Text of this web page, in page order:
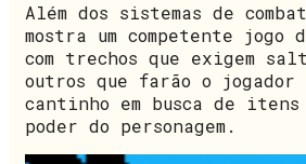
Além dos sistemas de
mostra um competente jogo
com trechos que exigem
outros que farão o jogador
cantinho em busca de itens
poder do personagem.